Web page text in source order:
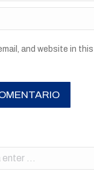
and website in